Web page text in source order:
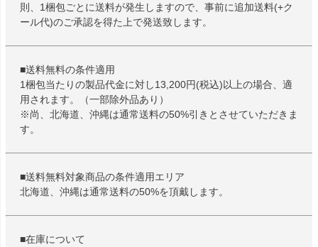
則、1梱包ごとに送料が発生しますので、事前に追加送料(+ク
ール代)のご承認を得た上で発送致します。
■送料無料の条件適用
1梱包当たりの製品代金に対し13,200円(税込)以上の場合、適
用されます。（一部除外品あり）
※尚、北海道、沖縄は通常送料の50%引きとさせていただきま
す。
■送料無料対象商品の条件適用エリア
北海道、沖縄は通常送料の50%を頂戴します。
■在庫について